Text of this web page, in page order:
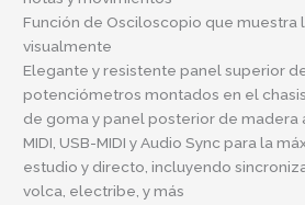
Función de Osciloscopio que muestra
visualmente
Elegante y resistente panel superior
potenciómetros montados en el
de goma y panel posterior de madera
MIDI, USB-MIDI y Audio Sync para la
estudio y directo, incluyendo
volca, electribe, y más